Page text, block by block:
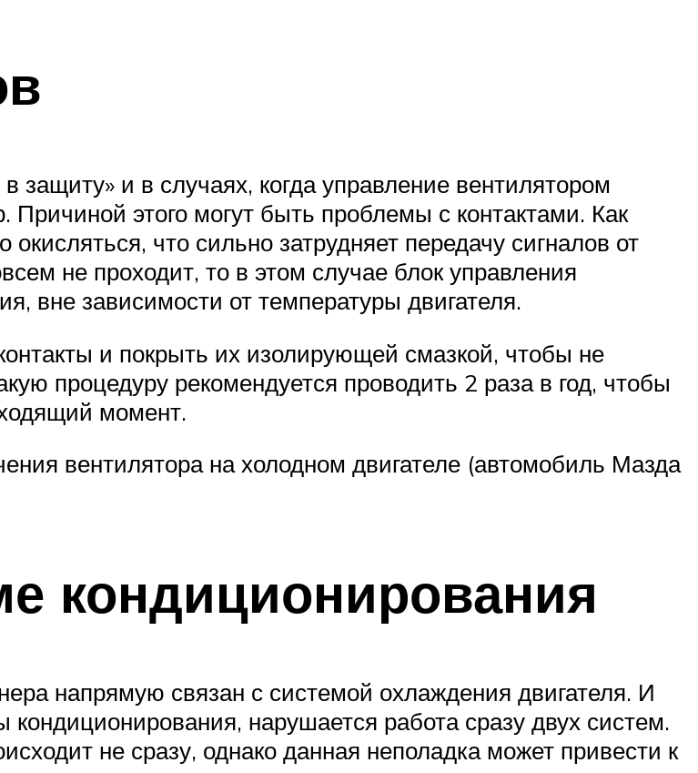
защиту» и в случаях, когда управление вентилятором
этого могут быть проблемы с контактами. Как
что сильно затрудняет передачу сигналов от
не проходит, то в этом случае блок управления
вне зависимости от температуры двигателя.
и покрыть их изолирующей смазкой, чтобы не
процедуру рекомендуется проводить 2 раза в год, чтобы
момент.
вентилятора на холодном двигателе (автомобиль Мазда
кондиционирования
напрямую связан с системой охлаждения двигателя. И
кондиционирования, нарушается работа сразу двух систем.
не сразу, однако данная неполадка может привести к